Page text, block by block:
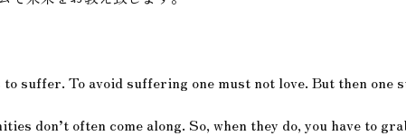
to suffer. To avoid suffering one must not love. But then
don’t often come along. So, when they do, you have to